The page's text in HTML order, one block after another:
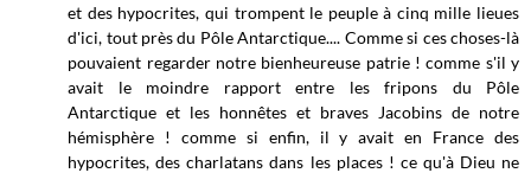
et des hypocrites, qui trompent le peuple à cinq mille lieues
d'ici, tout près du Pôle Antarctique.... Comme si ces choses-là
pouvaient regarder notre bienheureuse patrie ! comme s'il y
avait le moindre rapport entre les fripons du Pôle
Antarctique et les honnêtes et braves Jacobins de notre
hémisphère ! comme si enfin, il y avait en France des
hypocrites, des charlatans dans les places ! ce qu'à Dieu ne